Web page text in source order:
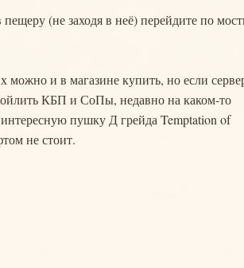
пещеру (не заходя в неё) перейдите по
можно и в магазине купить, но если
КБП и СоПы, недавно на каком-то
пушку Д грейда Temptation of
не стоит.